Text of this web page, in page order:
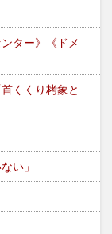
ター》《ドメ
くくり栲象と
い」